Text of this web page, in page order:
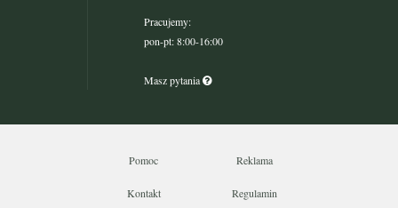
Pracujemy:
pon-pt: 8:00-16:00
Masz pytania
Pomoc Reklama
Kontakt Regulamin